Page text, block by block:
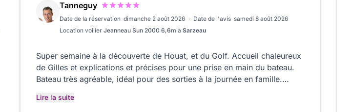
Tanneguy
Date de la réservation dimanche 2 août 2026 · Date de l'avis samedi 8 août 2026
Location voilier Jeanneau Sun 2000 6,6m à Sarzeau
Super semaine à la découverte de Houat, et du Golf. Accueil chaleureux
de Gilles et explications et précises pour une prise en main du bateau.
Bateau très agréable, idéal pour des sorties à la journée en famille.
Lire la suite